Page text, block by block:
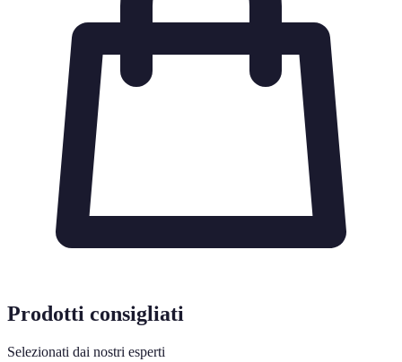
Prodotti consigliati
Selezionati dai nostri esperti